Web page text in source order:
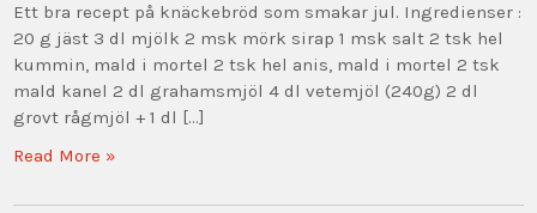
Ett bra recept på knäckebröd som smakar jul. Ingredienser :
20 g jäst 3 dl mjölk 2 msk mörk sirap 1 msk salt 2 tsk hel
kummin, mald i mortel 2 tsk hel anis, mald i mortel 2 tsk
mald kanel 2 dl grahamsmjöl 4 dl vetemjöl (240g) 2 dl
grovt rågmjöl + 1 dl […]
Read More »